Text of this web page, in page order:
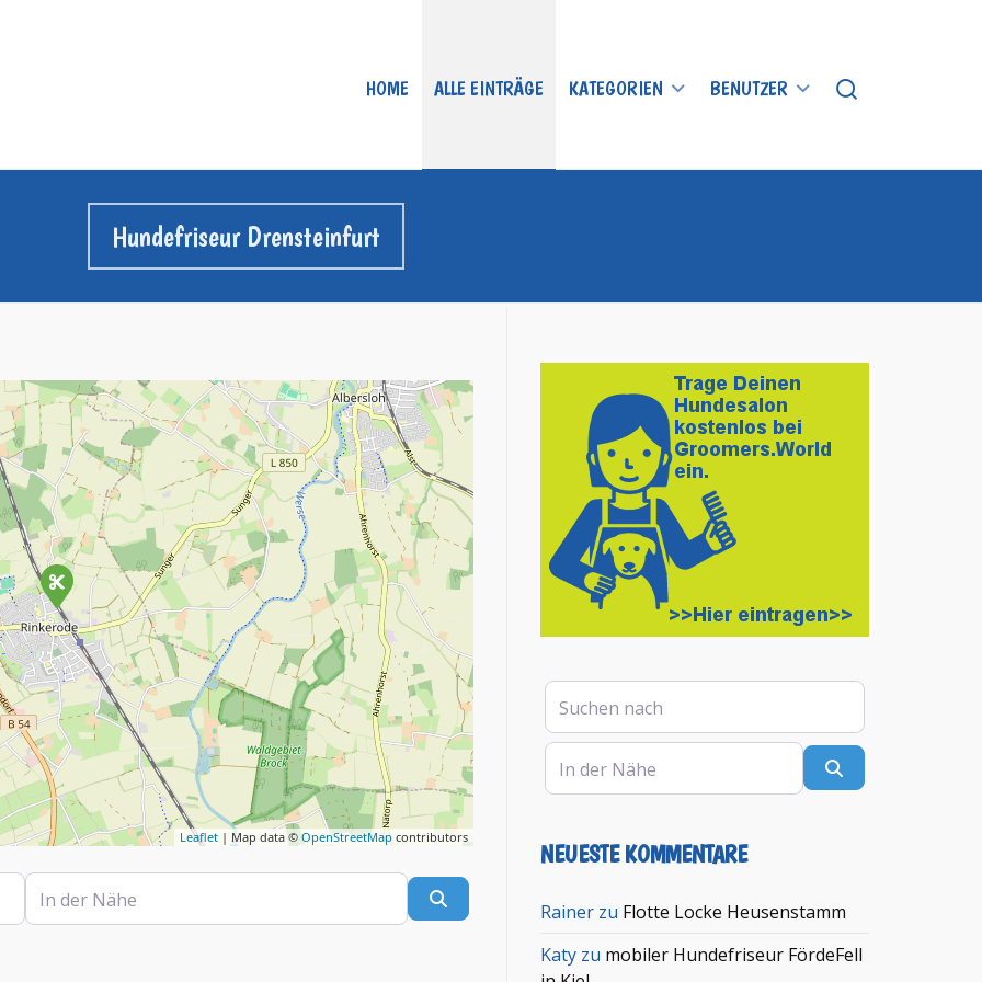
HOME ALLE EINTRÄGE KATEGORIEN BENUTZER
Hundefriseur Drensteinfurt
Leaflet | Map data ©OpenStreetMap contributors
In der Nähe
Suchen nach
In der Nähe
NEUESTE KOMMENTARE
Rainer zu Flotte Locke Heusenstamm
Katy zu mobiler Hundefriseur FördeFell